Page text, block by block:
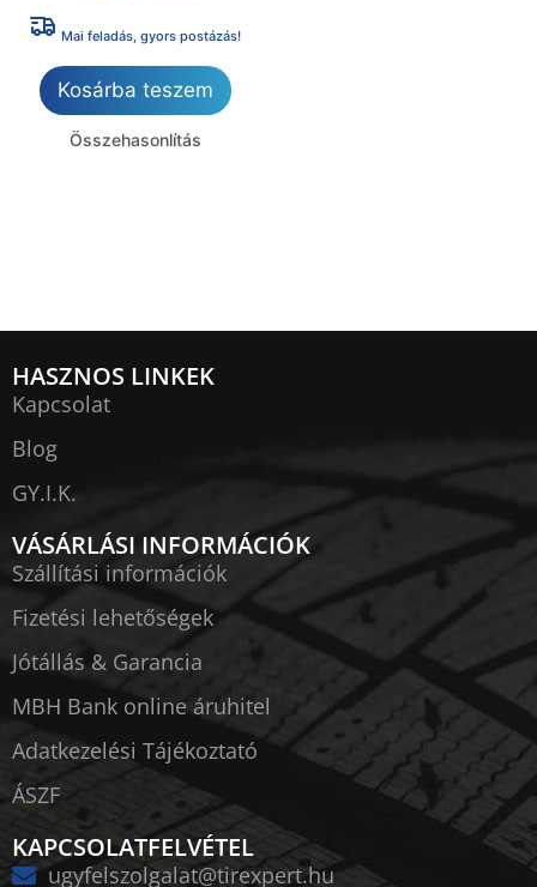
Mai feladás, gyors postázás!
Kosárba teszem
Összehasonlítás
HASZNOS LINKEK
Kapcsolat
Blog
GY.I.K.
VÁSÁRLÁSI INFORMÁCIÓK
Szállítási információk
Fizetési lehetőségek
Jótállás & Garancia
MBH Bank online áruhitel
Adatkezelési Tájékoztató
ÁSZF
KAPCSOLATFELVÉTEL
ugyfelszolgalat@tirexpert.hu